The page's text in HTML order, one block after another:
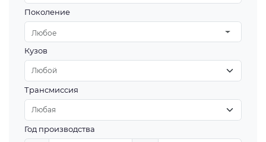
Поколение
Любое
Кузов
Трансмиссия
Год производства